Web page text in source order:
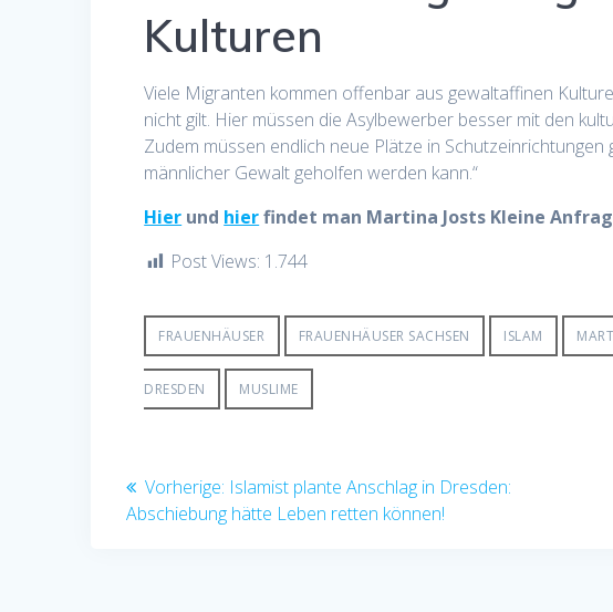
Kulturen
Viele Migranten kommen offenbar aus gewaltaffinen
nicht gilt. Hier müssen die Asylbewerber besser mit den
Zudem müssen endlich neue Plätze in
männlicher Gewalt geholfen werden kann.“
Hier und hierfindet man Martina Josts Kleine
Post Views: 1.744
FRAUENHÄUSER FRAUENHÄUSER SACHSEN ISLAM
DRESDEN MUSLIME
Beitragsnavigation
Vorherige: Vorheriger
Beitrag:
Islamist plante Anschlag in Dresden:
Abschiebung hätte Leben retten können!